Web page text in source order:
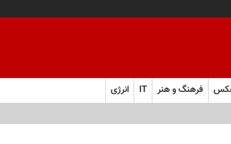
فرهنگ و هنر IT انرژی